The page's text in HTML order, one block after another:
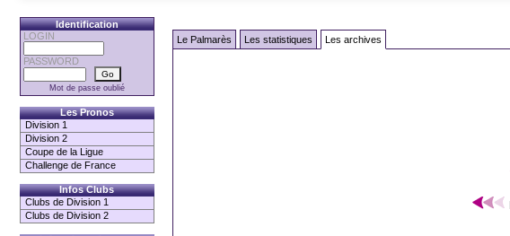
Identification
LOGIN
PASSWORD
Mot de passe oublié
Les Pronos
Division 1
Division 2
Coupe de la Ligue
Challenge de France
Infos Clubs
Clubs de Division 1
Clubs de Division 2
Le Palmarès Les statistiques Les archives